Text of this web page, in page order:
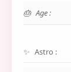
Age :
Astro :